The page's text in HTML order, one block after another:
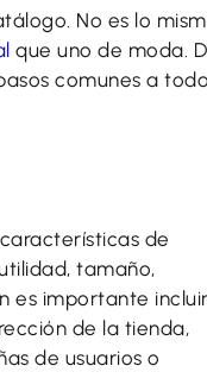
No es lo
que uno de moda.
comunes a
de
tamaño,
es importante
de la tienda,
de usuarios o